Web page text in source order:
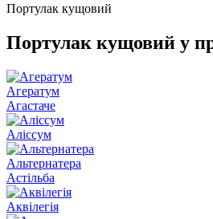
Портулак кущовий
Портулак кущовий у
Агератум
Агастаче
Аліссум
Альтернатера
Астільба
Аквілегія